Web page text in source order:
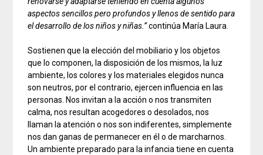
aspectos sencillos pero profundos y llenos de sentido para
el desarrollo de los niños y niñas.”continúa María Laura.
Sostienen que la elección del mobiliario y los objetos
que lo componen, la disposición de los mismos, la luz
ambiente, los colores y los materiales elegidos nunca
son neutros, por el contrario, ejercen influencia en las
personas. Nos invitan a la acción o nos transmiten
calma, nos resultan acogedores o desolados, nos
llaman la atención o nos son indiferentes, simplemente
nos dan ganas de permanecer en él o de marcharnos.
Un ambiente preparado para la infancia tiene en cuenta